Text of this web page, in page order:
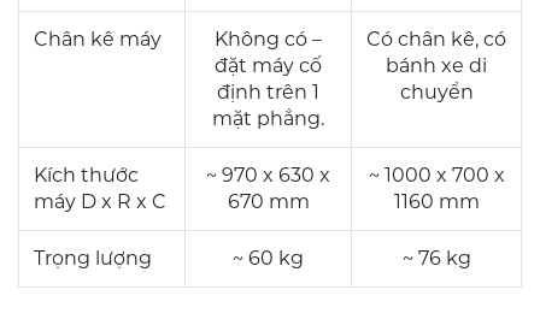
Chân kê máy
Không có –
đặt máy cố
định trên 1
mặt phẳng.
Có chân kê, có
bánh xe di
chuyển
Kích thước
máy D x R x C
~ 970 x 630 x
670 mm
~ 1000 x 700 x
1160 mm
Trọng lượng ~ 60 kg ~ 76 kg